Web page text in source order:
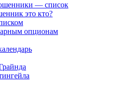
— список
это кто?
опционам